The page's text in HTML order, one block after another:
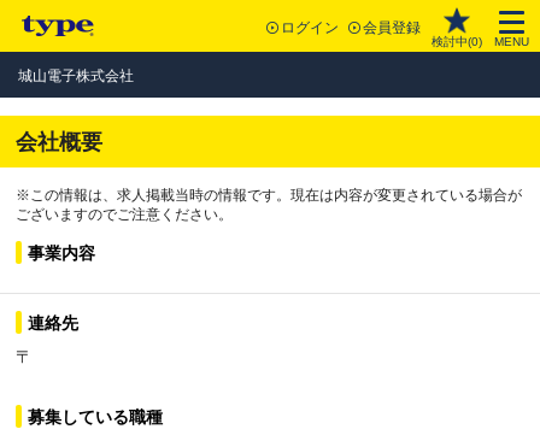
ログイン 会員登録
検討中(0) MENU
城山電子株式会社
会社概要
※この情報は、求人掲載当時の情報です。現在は内容が変更されている場合が
ございますのでご注意ください。
事業内容
連絡先
〒
募集している職種